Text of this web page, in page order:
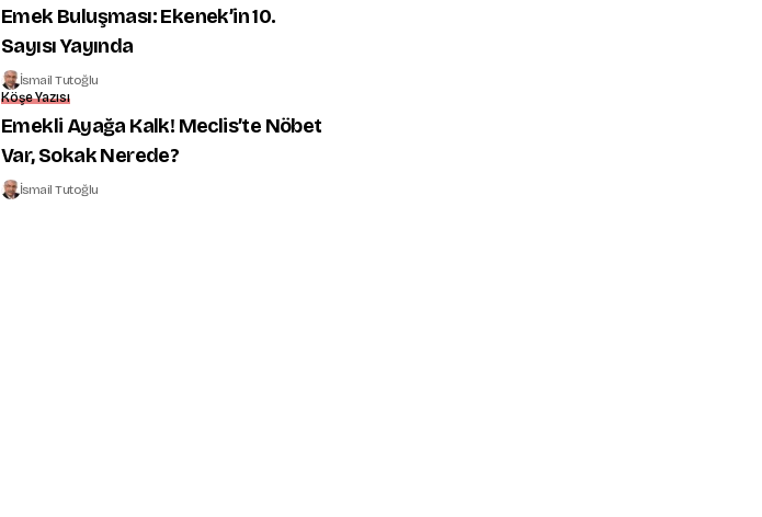
Emek Buluşması: Ekenek’in 10.
Sayısı Yayında
İsmail Tutoğlu
Köşe Yazısı
Emekli Ayağa Kalk! Meclis’te Nöbet
Var, Sokak Nerede?
İsmail Tutoğlu